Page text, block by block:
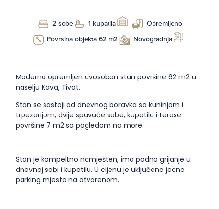
2 sobe 1 kupatila
Opremljeno
Povrsina objekta 62 m2
Novogradnja
Moderno opremljen dvosoban stan površine 62 m2 u
naselju Kava, Tivat.
Stan se sastoji od dnevnog boravka sa kuhinjom i
trpezarijom, dvije spavaće sobe, kupatila i terase
površine 7 m2 sa pogledom na more.
Stan je kompeltno namješten, ima podno grijanje u
dnevnoj sobi i kupatilu. U cijenu je uključeno jedno
parking mjesto na otvorenom.